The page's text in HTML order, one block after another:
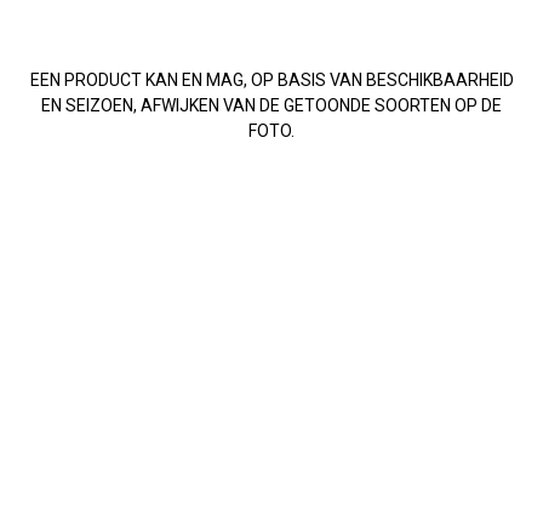
EEN PRODUCT KAN EN MAG, OP BASIS VAN BESCHIKBAARHEID
EN SEIZOEN, AFWIJKEN VAN DE GETOONDE SOORTEN OP DE
FOTO.